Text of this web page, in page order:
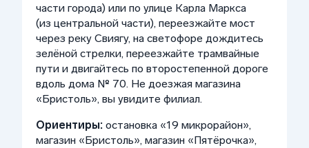
части города) или по улице Карла Маркса
(из центральной части), переезжайте мост
через реку Свиягу, на светофоре дождитесь
зелёной стрелки, переезжайте трамвайные
пути и двигайтесь по второстепенной дороге
вдоль дома № 70. Не доезжая магазина
«Бристоль», вы увидите филиал.
Ориентиры: остановка «19 микрорайон»,
магазин «Бристоль», магазин «Пятёрочка»,